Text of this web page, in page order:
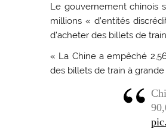
Le gouvernement chinois
millions « d’entités
d’acheter des billets de
« La Chine a empêché
des billets de train à